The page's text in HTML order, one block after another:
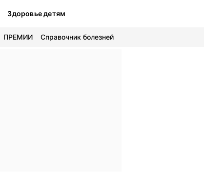
Здоровье детям
ПРЕМИИ Справочник болезней